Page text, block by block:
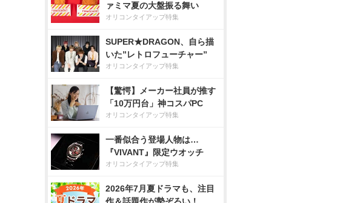
ァミマ夏の大盤振る舞い
オリコンタイアップ特集
SUPER★DRAGON、自ら描
いた”レトロフューチャー”
オリコンタイアップ特集
【驚愕】メーカー社員が推す
「10万円台」神コスパPC
オリコンタイアップ特集
一番似合う登場人物は…
『VIVANT』限定ウオッチ
オリコンタイアップ特集
2026年7月夏ドラマも、注目